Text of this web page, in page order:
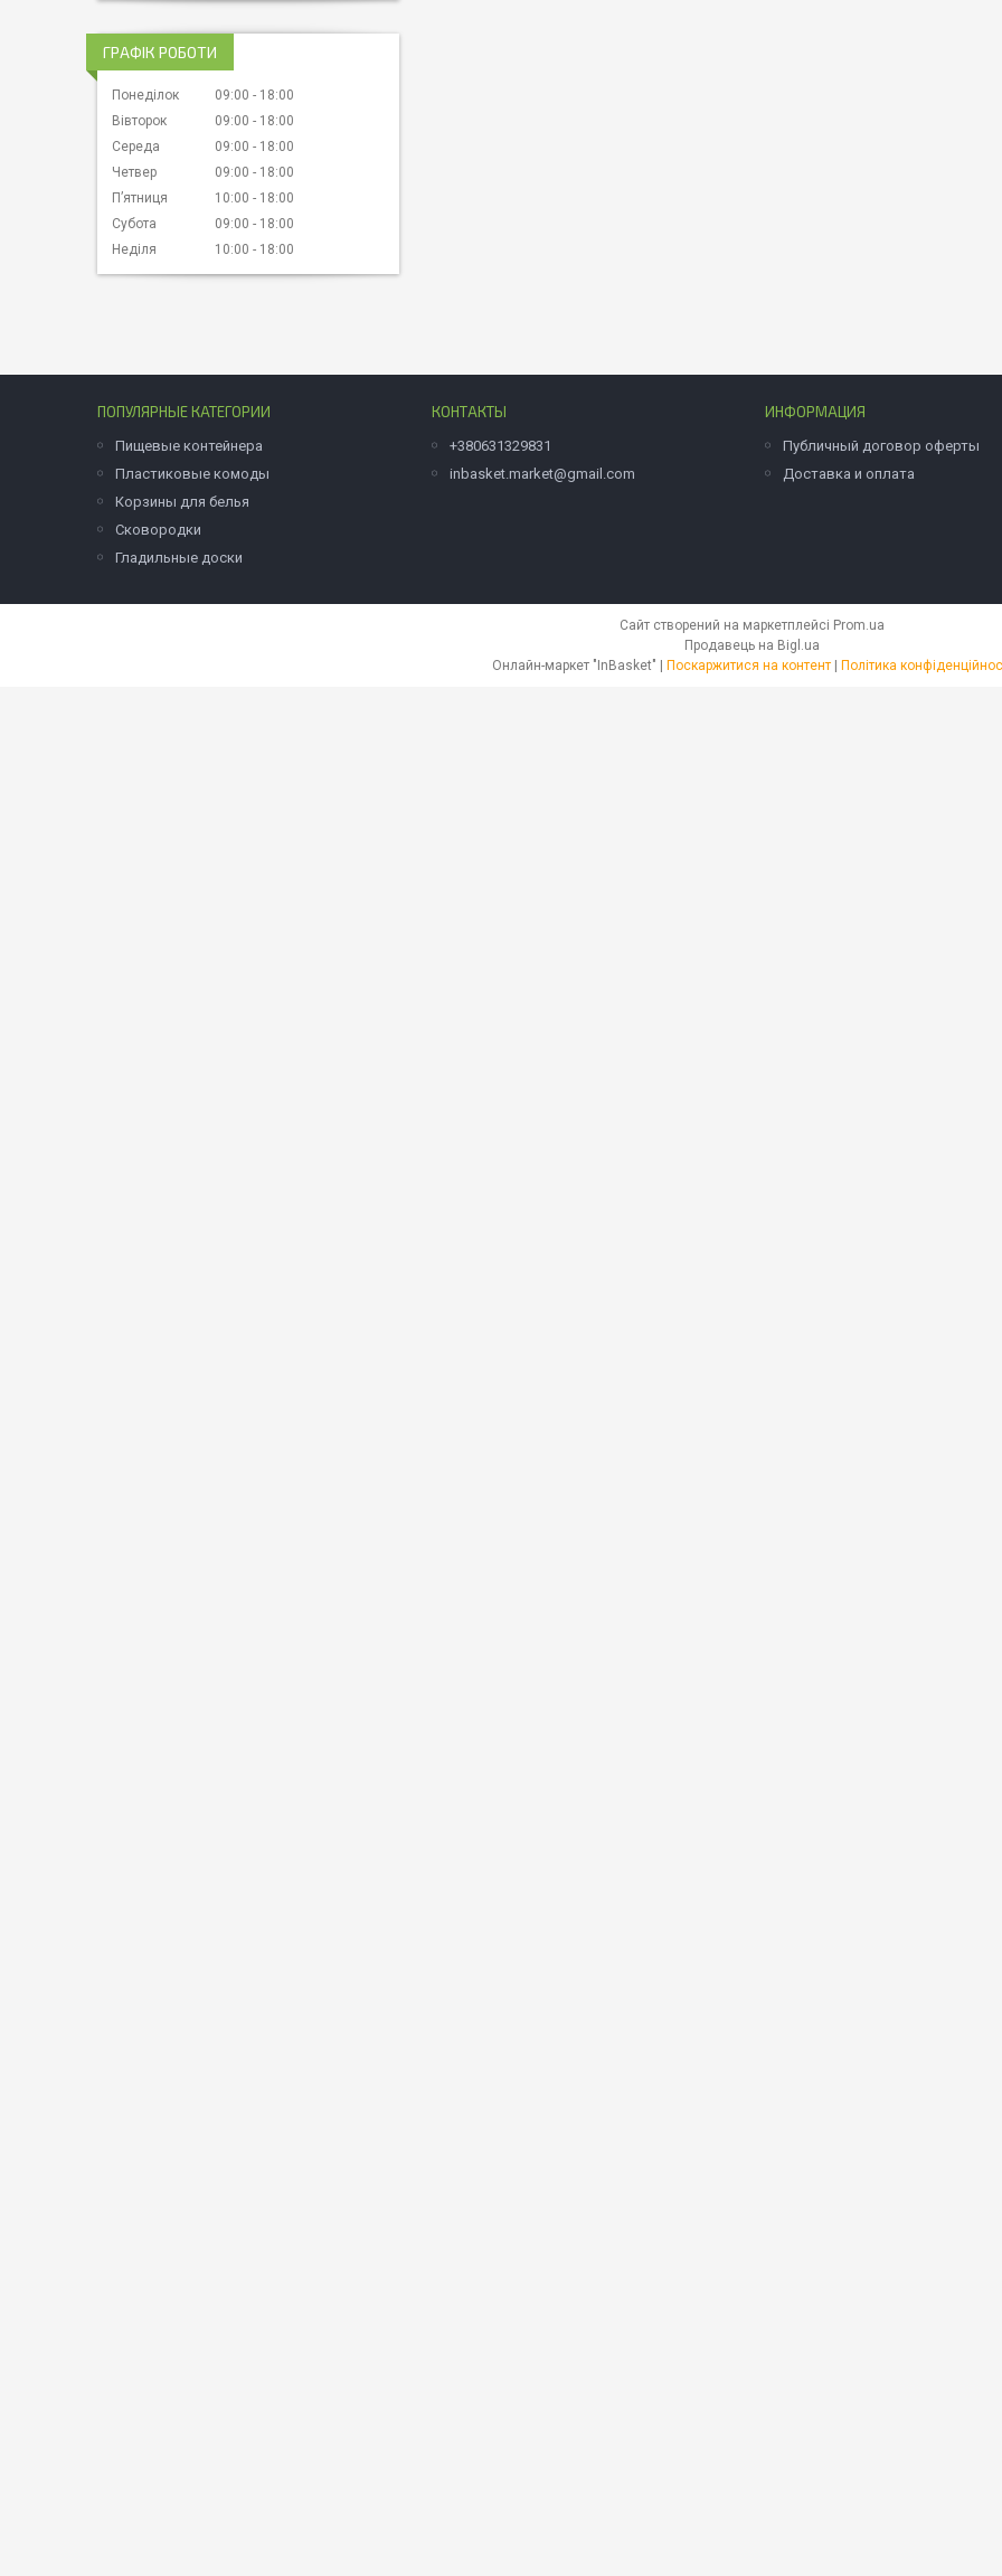
ГРАФІК РОБОТИ
Понеділок 09:00
18:00
Вівторок
09:00
18:00
Середа
09:00
18:00
Четвер
09:00
18:00
Пʼятниця
10:00
18:00
Субота
09:00
18:00
Неділя
10:00 18:00
ПОПУЛЯРНЫЕ КАТЕГОРИИ
Пищевые контейнера
Пластиковые комоды
Корзины для белья
Сковородки
Гладильные доски
КОНТАКТЫ
+380631329831
inbasket.market@gmail.com
ИНФОРМАЦИЯ
Публичный договор оферты
Доставка и оплата
Сайт створений на маркетплейсі Prom.ua
Продавець на Bigl.ua
Поскаржитися на контент Політика